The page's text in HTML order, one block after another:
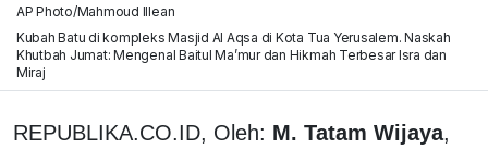
AP Photo/Mahmoud Illean
Kubah Batu di kompleks Masjid Al Aqsa di Kota Tua Yerusalem. Naskah
Khutbah Jumat: Mengenal Baitul Ma’mur dan Hikmah Terbesar Isra dan
Miraj
REPUBLIKA.CO.ID, Oleh: M. Tatam Wijaya,